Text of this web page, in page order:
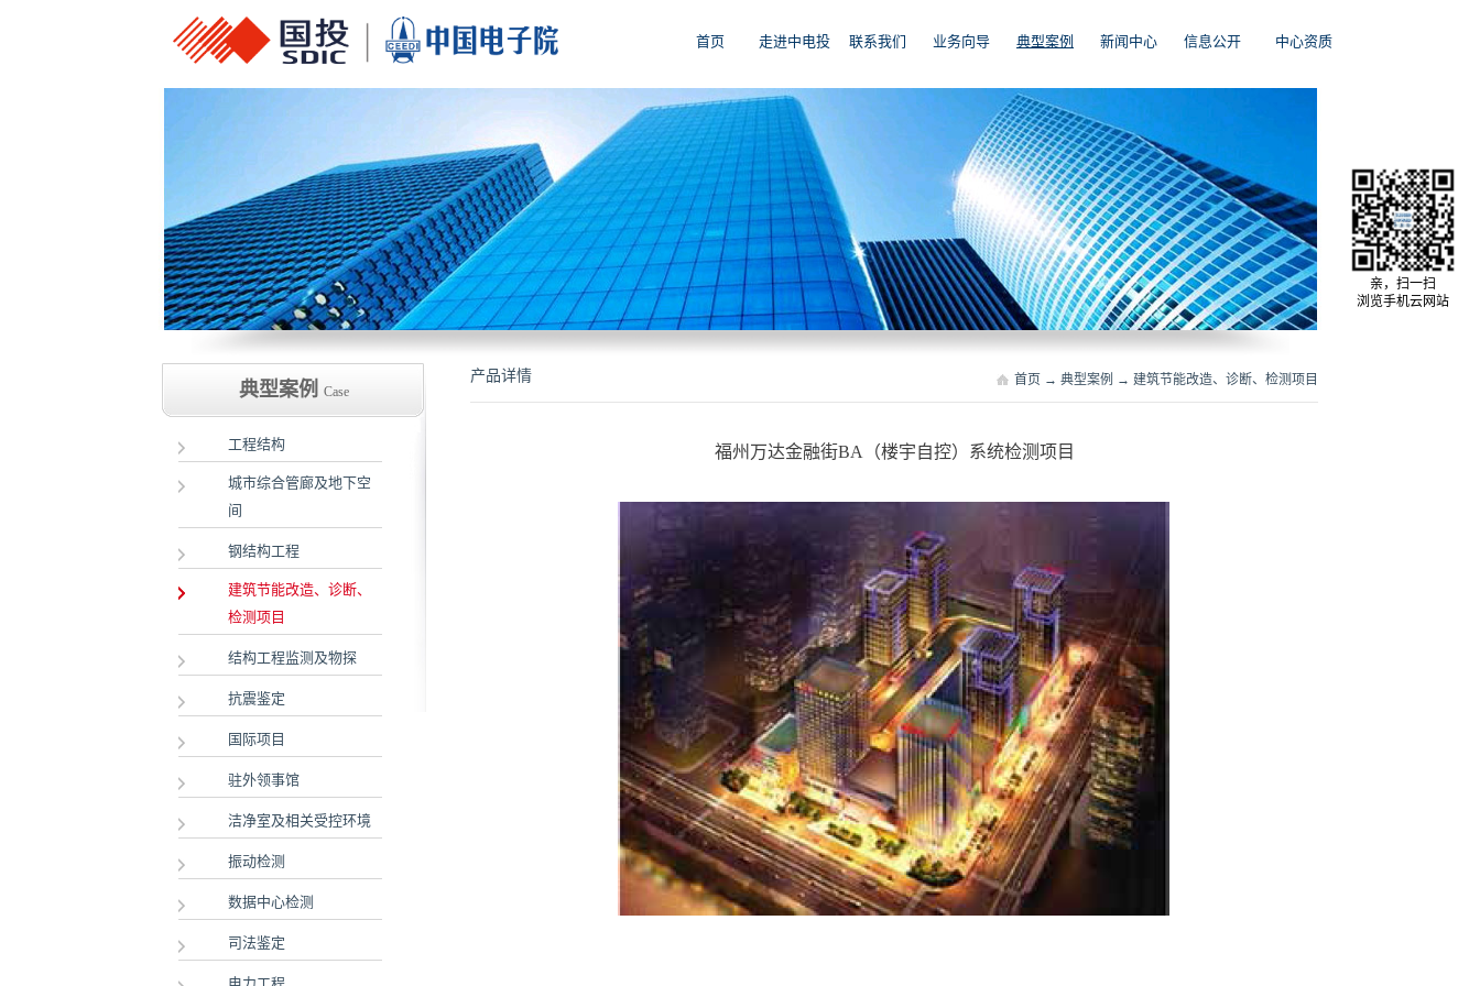
首页 走进中电投 联系我们 业务向导 典型案例 新闻中心 信息公开 中心资质
典型案例 Case
工程结构
城市综合管廊及地下空
间
钢结构工程
建筑节能改造、诊断、
检测项目
结构工程监测及物探
抗震鉴定
国际项目
驻外领事馆
洁净室及相关受控环境
振动检测
数据中心检测
司法鉴定
产品详情 首页 → 典型案例 → 建筑节能改造、诊断、检测项目
福州万达金融街BA（楼宇自控）系统检测项目
亲，扫一扫
浏览手机云网站